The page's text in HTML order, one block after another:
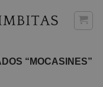
“MOCASINES”